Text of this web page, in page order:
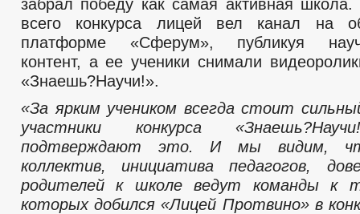
забрал победу как самая активная
всего конкурса лицей вел канал на
платформе «Сферум», публикуя
контент, а ее ученики снимали
«Знаешь?Научи!».
«За ярким учеником всегда стоит
участники конкурса
подтверждают это. И мы видим,
коллектив, инициатива педагогов,
родителей к школе ведут команды к
которых добился «Лицей Протвино» в